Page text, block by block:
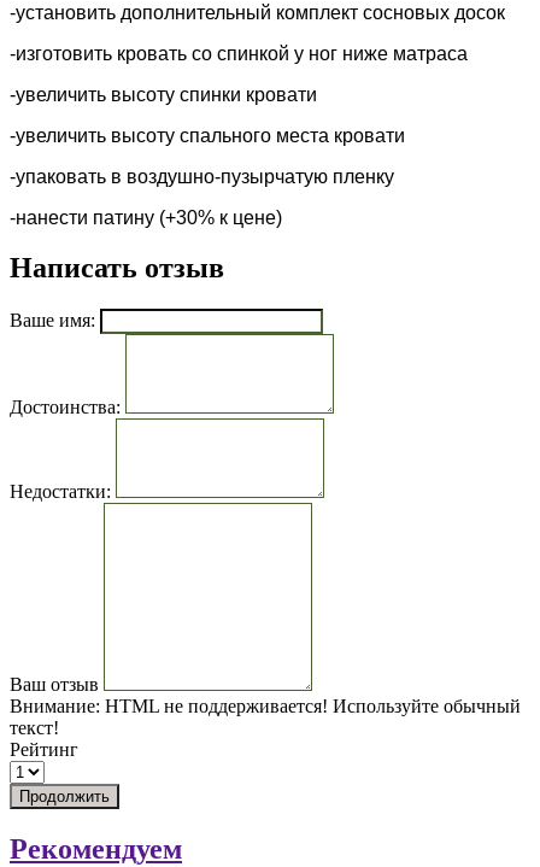
-установить дополнительный комплект сосновых досок
-изготовить кровать со спинкой у ног ниже матраса
-увеличить высоту спинки кровати
-увеличить высоту спального места кровати
-упаковать в воздушно-пузырчатую пленку
-нанести патину (+30% к цене)
Написать отзыв
Ваше имя:
Достоинства:
Недостатки:
Ваш отзыв
Внимание: HTML не поддерживается! Используйте обычный
текст!
Рейтинг
Продолжить
Рекомендуем